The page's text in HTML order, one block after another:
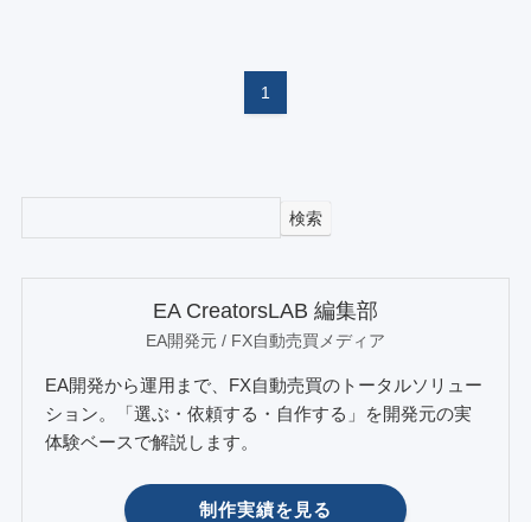
1
検索
EA CreatorsLAB 編集部
EA開発元 / FX自動売買メディア
EA開発から運用まで、FX自動売買のトータルソリュー
ション。「選ぶ・依頼する・自作する」を開発元の実
体験ベースで解説します。
制作実績を見る